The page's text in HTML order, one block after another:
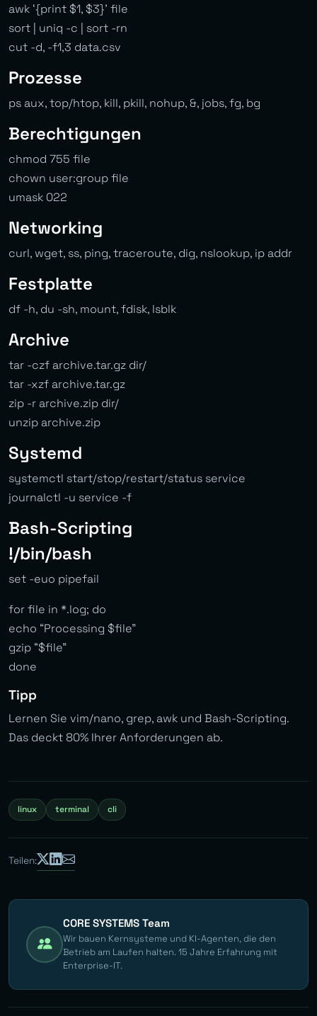
awk ‘{print $1, $3}’ file
sort | uniq -c | sort -rn
cut -d, -f1,3 data.csv
Prozesse
ps aux, top/htop, kill, pkill, nohup, &, jobs, fg, bg
Berechtigungen
chmod 755 file
chown user:group file
umask 022
Networking
curl, wget, ss, ping, traceroute, dig, nslookup, ip addr
Festplatte
df -h, du -sh, mount, fdisk, lsblk
Archive
tar -czf archive.tar.gz dir/
tar -xzf archive.tar.gz
zip -r archive.zip dir/
unzip archive.zip
Systemd
systemctl start/stop/restart/status service
journalctl -u service -f
Bash-Scripting
!/bin/bash
set -euo pipefail
for file in *.log; do
echo “Processing $file”
gzip “$file”
done
Tipp
Lernen Sie vim/nano, grep, awk und Bash-Scripting.
Das deckt 80% Ihrer Anforderungen ab.
linux terminal cli
Teilen:
CORE SYSTEMS Team
Wir bauen Kernsysteme und KI-Agenten, die den
Betrieb am Laufen halten. 15 Jahre Erfahrung mit
Enterprise-IT.